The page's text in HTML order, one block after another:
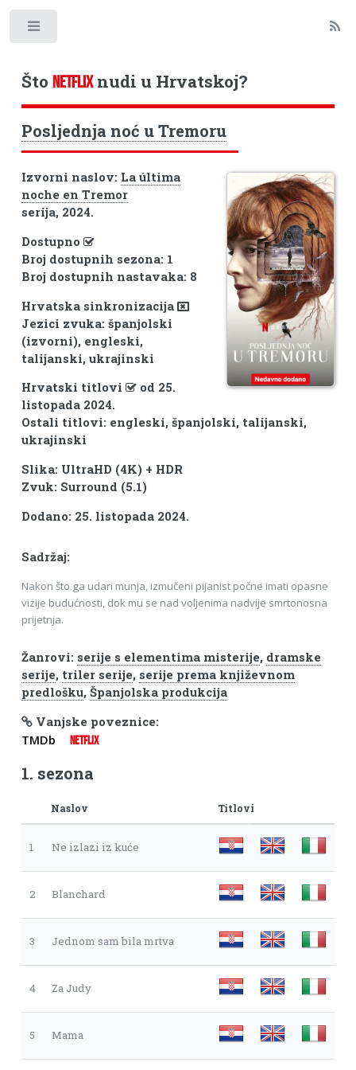
Što NETFLIXnudi u Hrvatskoj?
Posljednja noć u Tremoru
Izvorni naslov: La última
noche en Tremor
serija, 2024.
Dostupno
Broj dostupnih sezona: 1
Broj dostupnih nastavaka: 8
Hrvatska sinkronizacija
Jezici zvuka: španjolski
(izvorni), engleski,
talijanski, ukrajinski
Hrvatski titlovi
od 25.
listopada 2024.
Ostali titlovi: engleski, španjolski, talijanski,
ukrajinski
Slika: UltraHD (4K) + HDR
Zvuk: Surround (5.1)
Dodano: 25. listopada 2024.
Sadržaj:
Nakon što ga udari munja, izmučeni pijanist počne imati opasne
vizije budućnosti, dok mu se nad voljenima nadvije smrtonosna
prijetnja.
Žanrovi: serije s elementima misterije, dramske
serije, triler serije, serije prema književnom
predlošku, Španjolska produkcija
Vanjske poveznice:
TMDb NETFLIX
1. sezona
Naslov Titlovi
1 Ne izlazi iz kuće
2 Blanchard
3 Jednom sam bila mrtva
4 Za Judy
5 Mama